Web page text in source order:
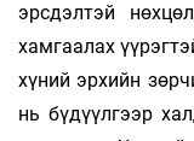
эрсдэлтэй
хамгаалах
хүний эрхийн
нь бүдүүлгээр